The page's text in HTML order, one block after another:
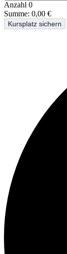
Anzahl 0
Summe: 0,00 €